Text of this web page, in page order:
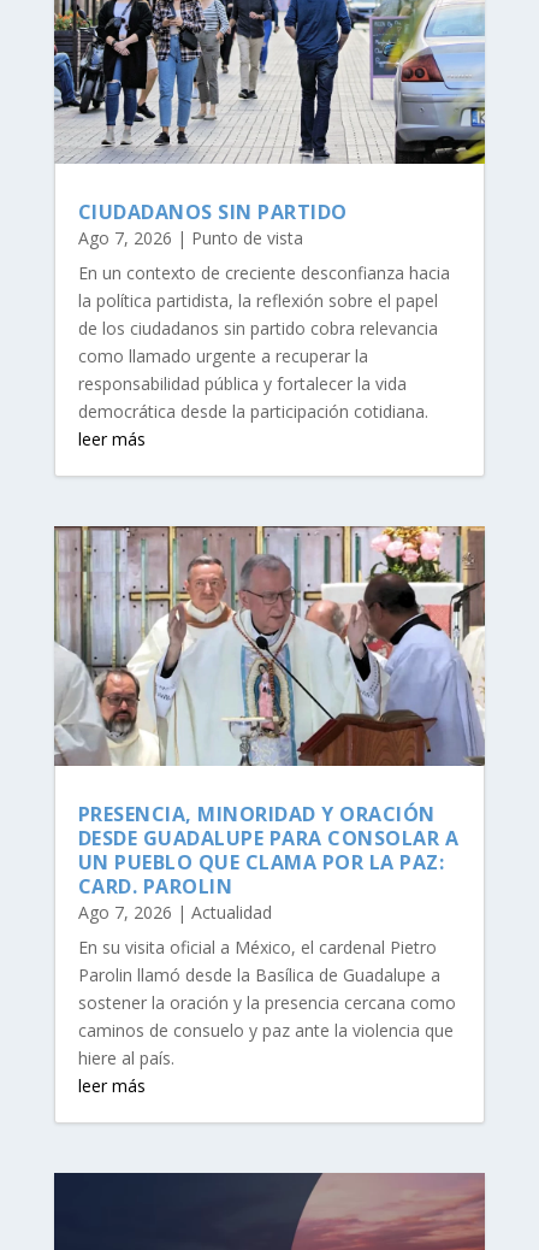
CIUDADANOS SIN PARTIDO
Ago 7, 2026 | Punto de vista
En un contexto de creciente desconfianza hacia
la política partidista, la reflexión sobre el papel
de los ciudadanos sin partido cobra relevancia
como llamado urgente a recuperar la
responsabilidad pública y fortalecer la vida
democrática desde la participación cotidiana.
leer más
PRESENCIA, MINORIDAD Y ORACIÓN
DESDE GUADALUPE PARA CONSOLAR A
UN PUEBLO QUE CLAMA POR LA PAZ:
CARD. PAROLIN
Ago 7, 2026 | Actualidad
En su visita oficial a México, el cardenal Pietro
Parolin llamó desde la Basílica de Guadalupe a
sostener la oración y la presencia cercana como
caminos de consuelo y paz ante la violencia que
hiere al país.
leer más